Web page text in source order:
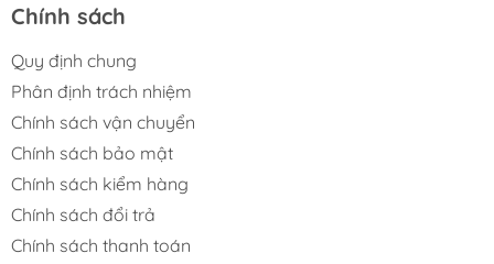
Chính sách
Quy định chung
Phân định trách nhiệm
Chính sách vận chuyển
Chính sách bảo mật
Chính sách kiểm hàng
Chính sách đổi trả
Chính sách thanh toán